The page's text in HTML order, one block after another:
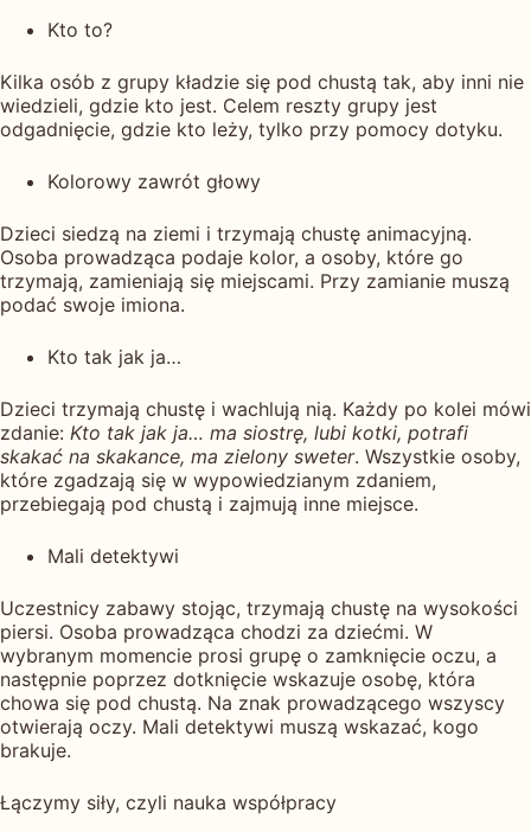
Kto to?
Kilka osób z grupy kładzie się pod chustą tak, aby inni nie
wiedzieli, gdzie kto jest. Celem reszty grupy jest
odgadnięcie, gdzie kto leży, tylko przy pomocy dotyku.
Kolorowy zawrót głowy
Dzieci siedzą na ziemi i trzymają chustę animacyjną.
Osoba prowadząca podaje kolor, a osoby, które go
trzymają, zamieniają się miejscami. Przy zamianie muszą
podać swoje imiona.
Kto tak jak ja…
Dzieci trzymają chustę i wachlują nią. Każdy po kolei mówi
zdanie: Kto tak jak ja… ma siostrę, lubi kotki, potrafi
skakać na skakance, ma zielony sweter. Wszystkie osoby,
które zgadzają się w wypowiedzianym zdaniem,
przebiegają pod chustą i zajmują inne miejsce.
Mali detektywi
Uczestnicy zabawy stojąc, trzymają chustę na wysokości
piersi. Osoba prowadząca chodzi za dziećmi. W
wybranym momencie prosi grupę o zamknięcie oczu, a
następnie poprzez dotknięcie wskazuje osobę, która
chowa się pod chustą. Na znak prowadzącego wszyscy
otwierają oczy. Mali detektywi muszą wskazać, kogo
brakuje.
Łączymy siły, czyli nauka współpracy